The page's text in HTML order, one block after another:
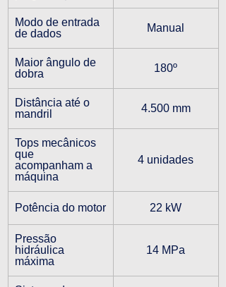
Modo de entrada
de dados
Manual
Maior ângulo de
dobra
180º
Distância até o
mandril
4.500 mm
Tops mecânicos
que
acompanham a
máquina
4 unidades
Potência do motor 22 kW
Pressão
hidráulica
máxima
14 MPa